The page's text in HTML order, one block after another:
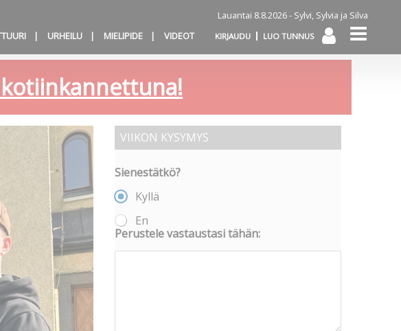
Lauantai 8.8.2026 - Sylvi, Sylvia ja Silva
URHEILU MIELIPIDE VIDEOT KIRJAUDU LUO TUNNUS
VIIKON KYSYMYS
Sienestätkö?
Kyllä
En
Perustele vastaustasi tähän: